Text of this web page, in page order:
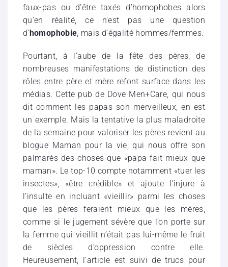
faux-pas ou d’être taxés d’homophobes alors
qu’en réalité, ce n’est pas une question
d’homophobie , mais d’égalité hommes/femmes.
Pourtant, à l’aube de la fête des pères, de
nombreuses manifestations de distinction des
rôles entre père et mère refont surface dans les
médias. Cette pub de Dove Men+Care, qui nous
dit comment les papas son merveilleux, en est
un exemple. Mais la tentative la plus maladroite
de la semaine pour valoriser les pères revient au
blogue Maman pour la vie, qui nous offre son
palmarès des choses que «papa fait mieux que
maman». Le top-10 compte notamment «tuer les
insectes», «être crédible» et ajoute l’injure à
l’insulte en incluant «vieillir» parmi les choses
que les pères feraient mieux que les mères,
comme si le jugement sévère que l’on porte sur
la femme qui vieillit n’était pas lui-même le fruit
de siècles d’oppression contre elle.
Heureusement, l’article est suivi de trucs pour